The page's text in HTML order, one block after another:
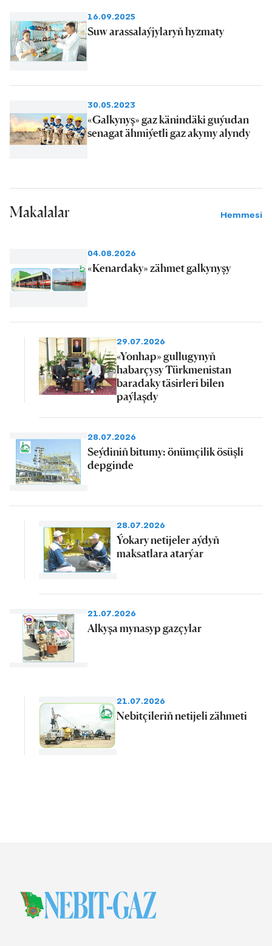
16.09.2025
Suw arassalaýjylaryň hyzmaty
30.05.2023
«Galkynyş» gaz känindäki guýudan
senagat ähmiýetli gaz akymy alyndy
Makalalar Hemmesi
04.08.2026
«Kenardaky» zähmet galkynyşy
29.07.2026
«Yonhap» gullugynyň
habarçysy Türkmenistan
baradaky täsirleri bilen
paýlaşdy
28.07.2026
Seýdiniň bitumy: önümçilik ösüşli
depginde
28.07.2026
Ýokary netijeler aýdyň
maksatlara atarýar
21.07.2026
Alkyşa mynasyp gazçylar
21.07.2026
Nebitçileriň netijeli zähmeti